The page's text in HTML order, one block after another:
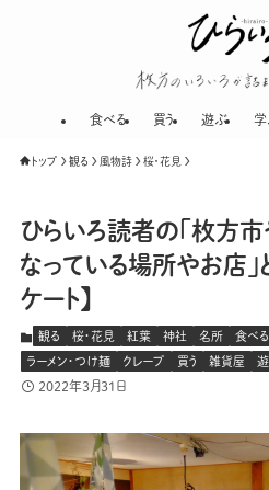
食べる 買う 遊ぶ 学
トップ 観る 風物詩 桜・花見
ひらいろ読者の「枚方
なっている場所やお店」
ケート】
観る 桜・花見 紅葉 神社 名所 食べる
ラーメン・つけ麺 クレープ 買う 雑貨屋
2022年3月31日